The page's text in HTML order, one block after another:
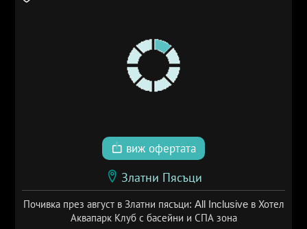
виж офертата
Златни Пясъци
Почивка през август в Златни пясъци: All Inclusive в Хотел
Аквапарк Клуб с басейни и СПА зона